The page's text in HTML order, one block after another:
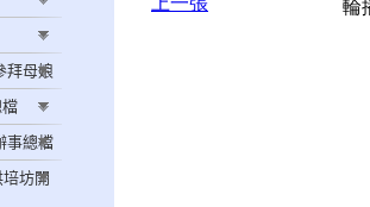
拜母娘
事總檔
坊開